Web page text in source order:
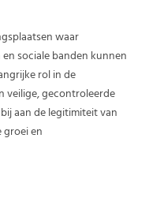
waar
sociale banden kunnen
rol in de
veilige, gecontroleerde
aan de legitimiteit van
en